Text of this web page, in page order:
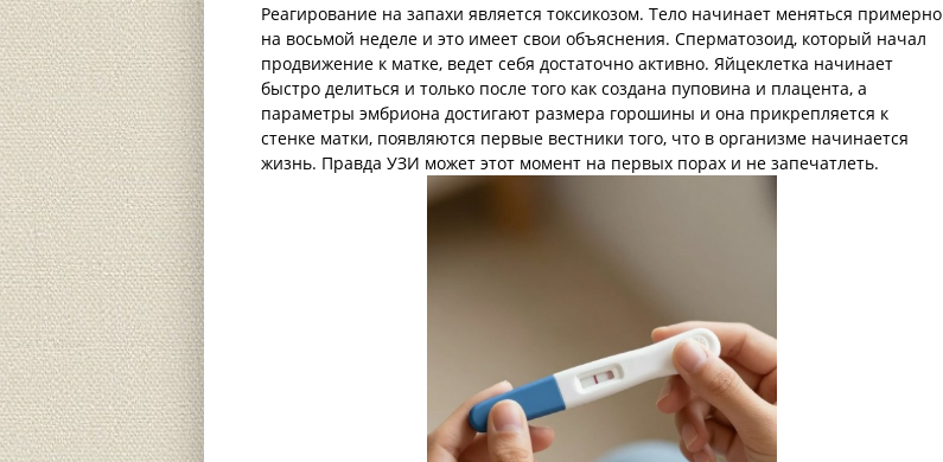
Реагирование на запахи является токсикозом. Тело начинает меняться примерно
на восьмой неделе и это имеет свои объяснения. Сперматозоид, который начал
продвижение к матке, ведет себя достаточно активно. Яйцеклетка начинает
быстро делиться и только после того как создана пуповина и плацента, а
параметры эмбриона достигают размера горошины и она прикрепляется к
стенке матки, появляются первые вестники того, что в организме начинается
жизнь. Правда УЗИ может этот момент на первых порах и не запечатлеть.